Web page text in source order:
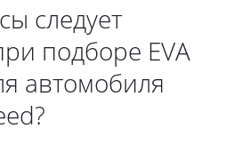
следует
подборе EVA
автомобиля